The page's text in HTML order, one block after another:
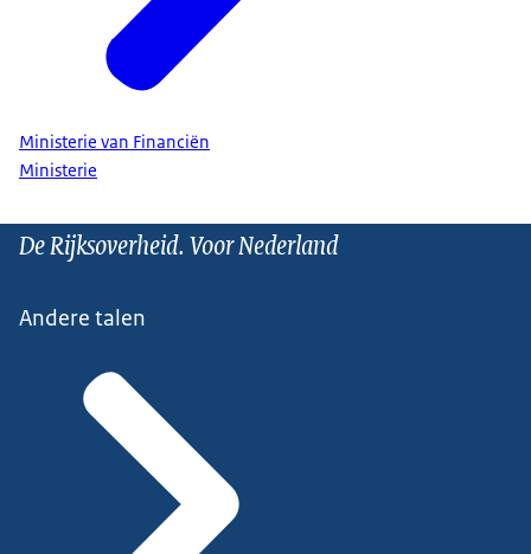
Ministerie van Financiën
Ministerie
De Rijksoverheid. Voor Nederland
Andere talen